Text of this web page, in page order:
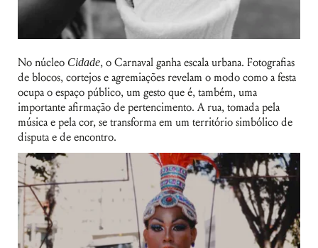
No núcleo Cidade, o Carnaval ganha escala urbana. Fotografias
de blocos, cortejos e agremiações revelam o modo como a festa
ocupa o espaço público, um gesto que é, também, uma
importante afirmação de pertencimento. A rua, tomada pela
música e pela cor, se transforma em um território simbólico de
disputa e de encontro.